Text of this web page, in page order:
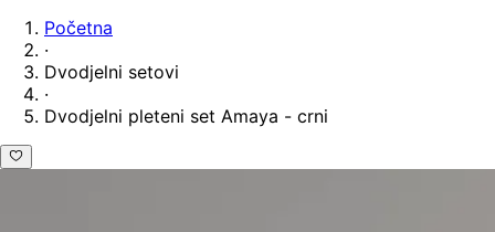
Početna
·
Dvodjelni setovi
·
Dvodjelni pleteni set Amaya - crni